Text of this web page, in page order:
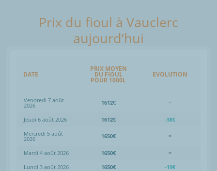
Prix du fioul à Vauclerc
aujourd’hui
DATE
PRIX MOYEN
DU FIOUL
POUR 1000L
EVOLUTION
Vendredi 7 août
2026 1612€ =
Jeudi 6 août 2026 1612€
-38€
Mercredi 5 août
2026 1650€ =
Mardi 4 août 2026 1650€
=
Lundi 3 août 2026
1650€
-19€